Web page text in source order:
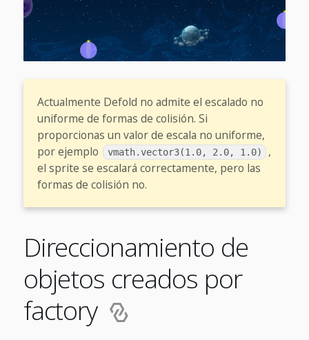
Actualmente Defold no admite el escalado no
uniforme de formas de colisión. Si
proporcionas un valor de escala no uniforme,
por ejemplo
vmath.vector3(1.0, 2.0, 1.0)
,
el sprite se escalará correctamente, pero las
formas de colisión no.
Direccionamiento de
objetos creados por
factory